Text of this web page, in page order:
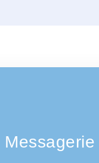
Messagerie